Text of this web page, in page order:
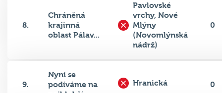
8.
Chráněná
krajinná
oblast Pálav...
Pavlovské
vrchy, Nové
Mlýny
(Novomlýnská
nádrž)
0
9.
Nyní se
podíváme na
Hranická 0